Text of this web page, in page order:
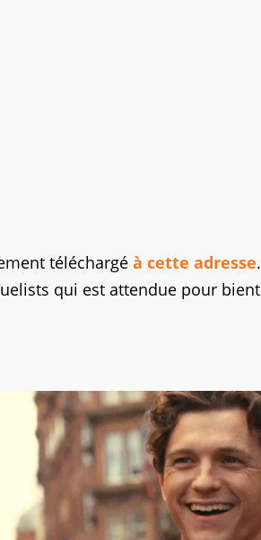
téléchargé à cette adresse
qui est attendue pour